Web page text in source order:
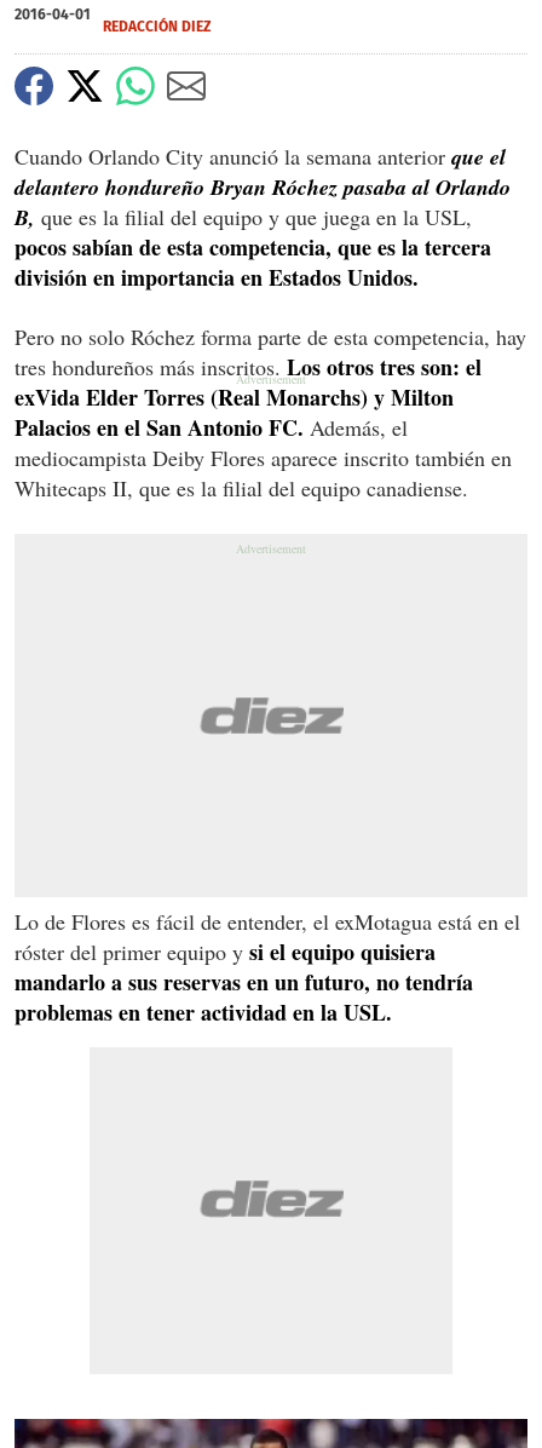
2016-04-01
REDACCIÓN DIEZ
Cuando Orlando City anunció la semana anterior que el
delantero hondureño Bryan Róchez pasaba al Orlando
B, que es la filial del equipo y que juega en la USL,
pocos sabían de esta competencia, que es la tercera
división en importancia en Estados Unidos.
Pero no solo Róchez forma parte de esta competencia, hay
tres hondureños más inscritos. Los otros tres son: el
exVida Elder Torres (Real Monarchs) y Milton
Palacios en el San Antonio FC. Además, el
mediocampista Deiby Flores aparece inscrito también en
Whitecaps II, que es la filial del equipo canadiense.
Lo de Flores es fácil de entender, el exMotagua está en el
róster del primer equipo y si el equipo quisiera
mandarlo a sus reservas en un futuro, no tendría
problemas en tener actividad en la USL.